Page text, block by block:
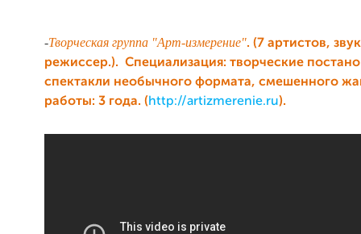
-Творческая группа "Арт-измерение". (7 артистов,
режиссер.). Специализация: творческие
спектакли необычного формата, смешенного
работы: 3 года. (http://artizmerenie.ru).